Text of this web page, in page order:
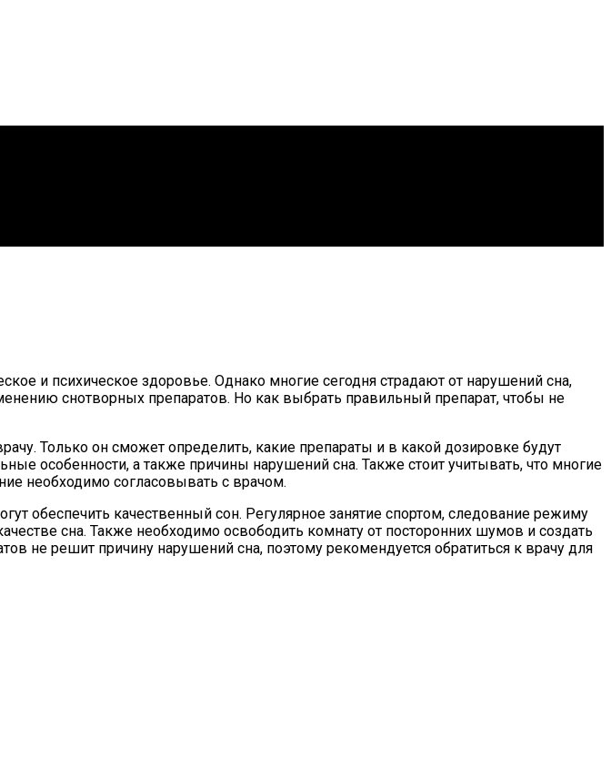
и психическое здоровье. Однако многие сегодня страдают от нарушений сна,
снотворных препаратов. Но как выбрать правильный препарат, чтобы не
Только он сможет определить, какие препараты и в какой дозировке будут
особенности, а также причины нарушений сна. Также стоит учитывать, что многие
необходимо согласовывать с врачом.
обеспечить качественный сон. Регулярное занятие спортом, следование режиму
сна. Также необходимо освободить комнату от посторонних шумов и создать
не решит причину нарушений сна, поэтому рекомендуется обратиться к врачу для